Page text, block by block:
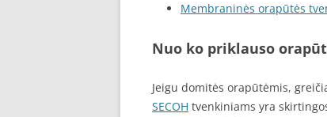
Membraninės orapūtės
Nuo ko priklauso
Jeigu domitės orapūtėmis,
SECOH tvenkiniams yra